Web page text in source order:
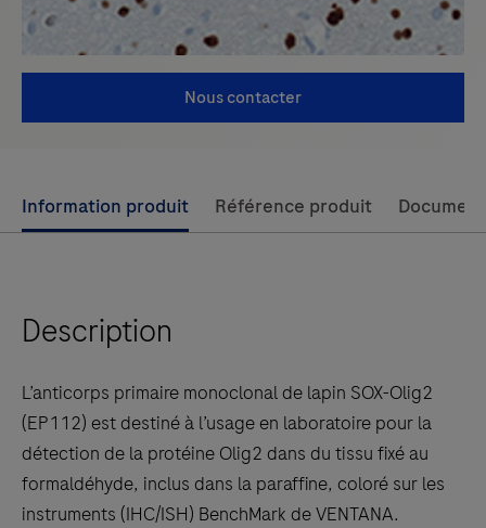
Nous contacter
Use
left
arrow
to
scroll
between
the
tabs
Information produit Référence produit
Description
L’anticorps primaire monoclonal de lapin SOX-Olig2
(EP112) est destiné à l’usage en laboratoire pour la
détection de la protéine Olig2 dans du tissu fixé au
formaldéhyde, inclus dans la paraffine, coloré sur les
instruments (IHC/ISH) BenchMark de VENTANA.